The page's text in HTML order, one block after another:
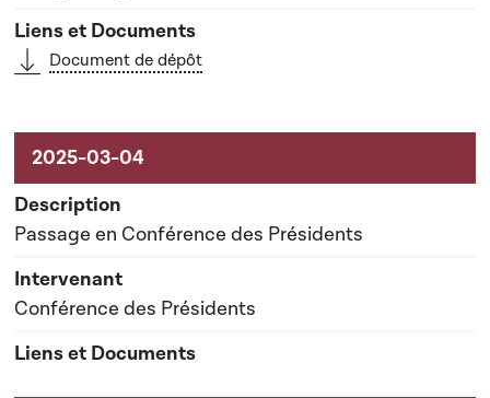
Document de dépôt
Passage en Conférence des Présidents
Conférence des Présidents